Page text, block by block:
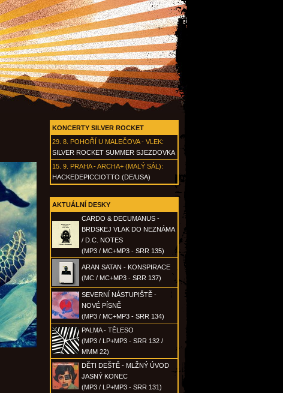
KONCERTY SILVER ROCKET
29. 8. POHOŘÍ U MALEČOVA - VLEK:
SILVER ROCKET SUMMER SJEZDOVKA
15. 9. PRAHA - ARCHA+ (MALÝ SÁL):
HACKEDEPICCIOTTO (DE/USA)
AKTUÁLNÍ DESKY
CARDO & DECUMANUS -
BRDSKEJ VLAK DO NEZNÁMA
/ D.C. NOTES
(MP3 / MC+MP3 - SRR 135)
ARAN SATAN - KONSPIRACE
(MC / MC+MP3 - SRR 137)
SEVERNÍ NÁSTUPIŠTĚ -
NOVÉ PÍSNĚ
(MP3 / MC+MP3 - SRR 134)
PALMA - TĚLESO
(MP3 / LP+MP3 - SRR 132 /
MMM 22)
DĚTI DEŠTĚ - MLŽNÝ ÚVOD
JASNÝ KONEC
(MP3 / LP+MP3 - SRR 131)